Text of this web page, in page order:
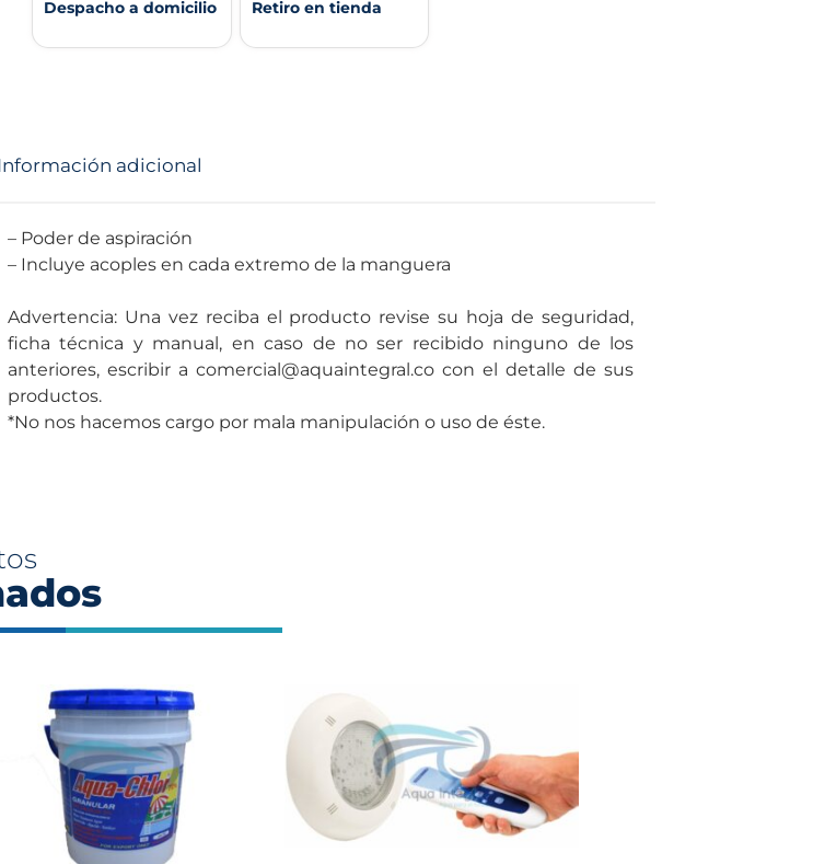
Despacho a domicilio Retiro en tienda
Información adicional
– Poder de aspiración
– Incluye acoples en cada extremo de la manguera
Advertencia: Una vez reciba el producto revise su hoja de seguridad,
ficha técnica y manual, en caso de no ser recibido ninguno de los
anteriores, escribir a comercial@aquaintegral.co con el detalle de sus
productos.
*No nos hacemos cargo por mala manipulación o uso de éste.